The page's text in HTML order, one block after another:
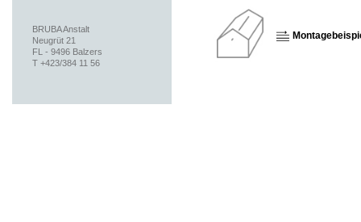
BRUBA Anstalt
Neugrüt 21
FL - 9496 Balzers
T +423/384 11 56